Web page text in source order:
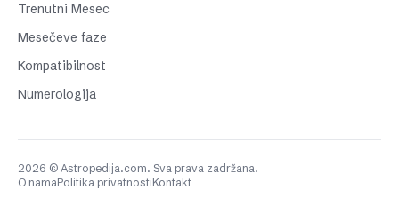
Trenutni Mesec
Mesečeve faze
Kompatibilnost
Numerologija
2026 © Astropedija.com. Sva prava zadržana.
O namaPolitika privatnostiKontakt